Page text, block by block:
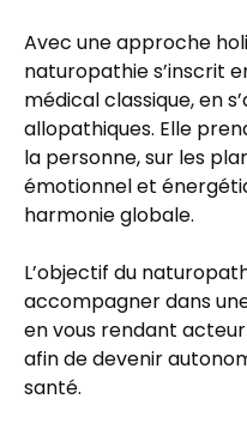
Avec une approche
naturopathie s’inscrit
médical classique, en
allopathiques. Elle
la personne, sur les
émotionnel et
harmonie globale.
L’objectif du
accompagner dans
en vous rendant
afin de devenir
santé.